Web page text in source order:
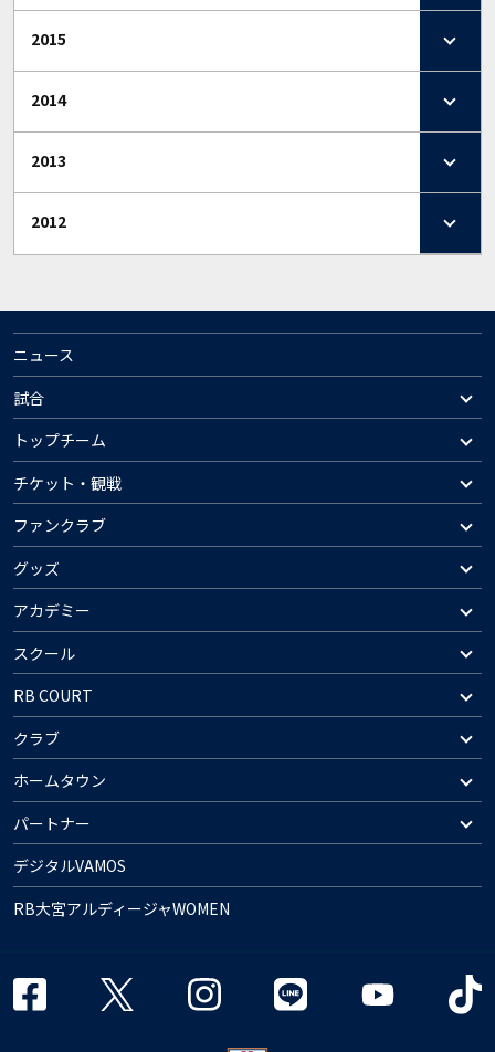
2015
2014
2013
2012
ニュース
試合
トップチーム
チケット・観戦
ファンクラブ
グッズ
アカデミー
スクール
RB COURT
クラブ
ホームタウン
パートナー
デジタルVAMOS
RB大宮アルディージャWOMEN